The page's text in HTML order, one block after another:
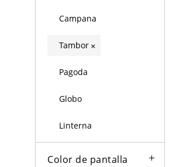
Campana
Tambor ×
Pagoda
Globo
Linterna
Color de pantalla